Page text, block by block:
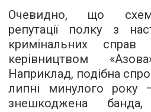
Очевидно, що
репутації полку з
кримінальних справ
керівництвом
Наприклад, подібна
липні минулого
знешкоджена